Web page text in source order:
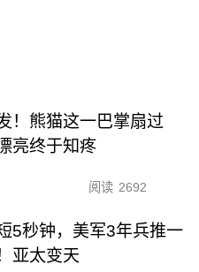
！熊猫这一巴掌扇过
亮终于知疼
阅读 2692
5秒钟，美军3年兵推一
亚太变天